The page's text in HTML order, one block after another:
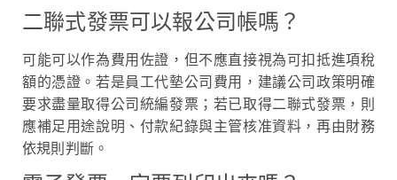
二聯式發票可以報公司帳嗎？
可能可以作為費用佐證，但不應直接視為可扣抵進項稅
額的憑證。若是員工代墊公司費用，建議公司政策明確
要求盡量取得公司統編發票；若已取得二聯式發票，則
應補足用途說明、付款紀錄與主管核准資料，再由財務
依規則判斷。